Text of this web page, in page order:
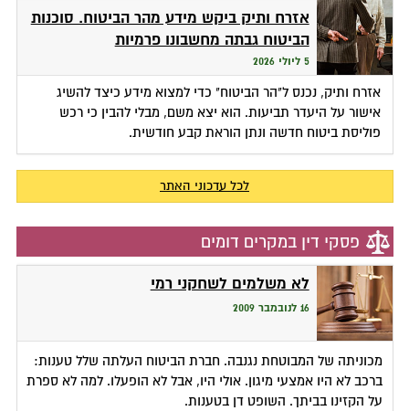
אזרח ותיק ביקש מידע מהר הביטוח. סוכנות
הביטוח גבתה מחשבונו פרמיות
5 ליולי 2026
אזרח ותיק, נכנס ל"הר הביטוח" כדי למצוא מידע כיצד להשיג
אישור על היעדר תביעות. הוא יצא משם, מבלי להבין כי רכש
פוליסת ביטוח חדשה ונתן הוראת קבע חודשית.
לכל עדכוני האתר
פסקי דין במקרים דומים
לא משלמים לשחקני רמי
16 לנובמבר 2009
מכוניתה של המבוטחת נגנבה. חברת הביטוח העלתה שלל טענות:
ברכב לא היו אמצעי מיגון. אולי היו, אבל לא הופעלו. למה לא ספרת
על הקזינו בביתך. השופט דן בטענות.